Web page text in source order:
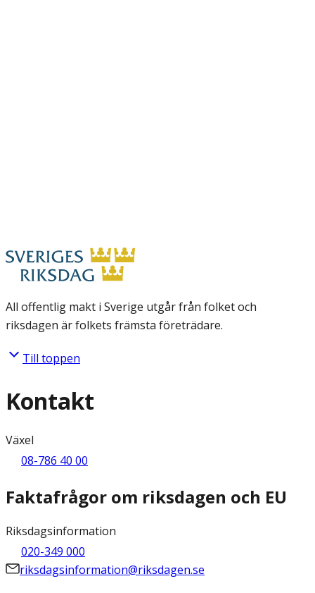
All offentlig makt i Sverige utgår från folket och
riksdagen är folkets främsta företrädare.
Till toppen
Kontakt
Växel
08-786 40 00
Faktafrågor om riksdagen och EU
Riksdagsinformation
020-349 000
riksdagsinformation@riksdagen.se